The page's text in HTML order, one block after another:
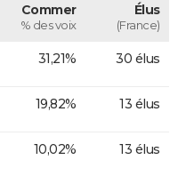
Commer
% des voix
Élus
(France)
31,21% 30 élus
19,82% 13 élus
10,02% 13 élus